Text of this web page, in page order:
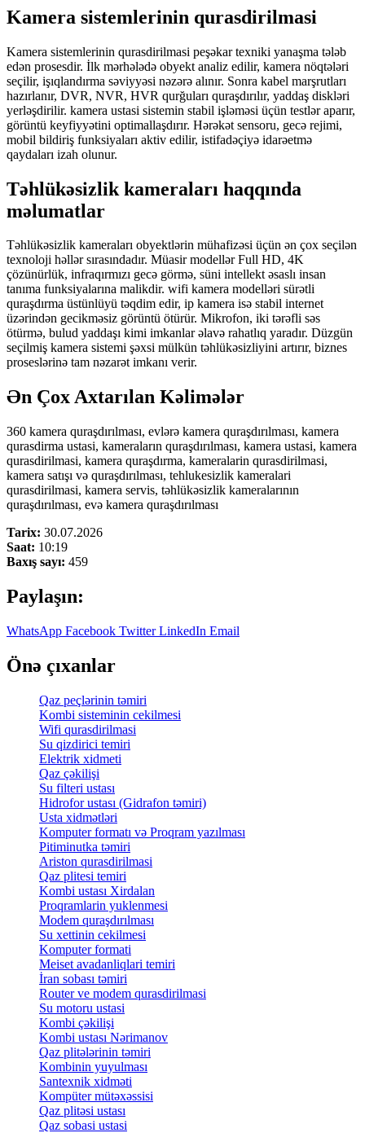
Kamera sistemlerinin qurasdirilmasi
Kamera sistemlerinin qurasdirilmasi peşəkar texniki yanaşma tələb
edən prosesdir. İlk mərhələdə obyekt analiz edilir, kamera nöqtələri
seçilir, işıqlandırma səviyyəsi nəzərə alınır. Sonra kabel marşrutları
hazırlanır, DVR, NVR, HVR qurğuları quraşdırılır, yaddaş diskləri
yerləşdirilir. kamera ustasi sistemin stabil işləməsi üçün testlər aparır,
görüntü keyfiyyətini optimallaşdırır. Hərəkət sensoru, gecə rejimi,
mobil bildiriş funksiyaları aktiv edilir, istifadəçiyə idarəetmə
qaydaları izah olunur.
Təhlükəsizlik kameraları haqqında
məlumatlar
Təhlükəsizlik kameraları obyektlərin mühafizəsi üçün ən çox seçilən
texnoloji həllər sırasındadır. Müasir modellər Full HD, 4K
çözünürlük, infraqırmızı gecə görmə, süni intellekt əsaslı insan
tanıma funksiyalarına malikdir. wifi kamera modelləri sürətli
quraşdırma üstünlüyü təqdim edir, ip kamera isə stabil internet
üzərindən gecikməsiz görüntü ötürür. Mikrofon, iki tərəfli səs
ötürmə, bulud yaddaşı kimi imkanlar əlavə rahatlıq yaradır. Düzgün
seçilmiş kamera sistemi şəxsi mülkün təhlükəsizliyini artırır, biznes
proseslərinə tam nəzarət imkanı verir.
Ən Çox Axtarılan Kəlimələr
360 kamera quraşdırılması, evlərə kamera quraşdırılması, kamera
qurasdirma ustasi, kameraların quraşdırılması, kamera ustasi, kamera
qurasdirilmasi, kamera quraşdırma, kameralarin qurasdirilmasi,
kamera satışı və quraşdırılması, tehlukesizlik kameralari
qurasdirilmasi, kamera servis, təhlükəsizlik kameralarının
quraşdırılması, evə kamera quraşdırılması
Tarix: 30.07.2026
Saat: 10:19
Baxış sayı: 459
Paylaşın:
WhatsApp Facebook TwitterLinkedIn Email
Önə çıxanlar
Qaz peçlərinin təmiri
Kombi sisteminin cekilmesi
Wifi qurasdirilmasi
Su qizdirici temiri
Elektrik xidmeti
Qaz çəkilişi
Su filteri ustası
Hidrofor ustası (Gidrafon təmiri)
Usta xidmətləri
Komputer formatı və Proqram yazılması
Pitiminutka təmiri
Ariston qurasdirilmasi
Qaz plitesi temiri
Kombi ustası Xirdalan
Proqramlarin yuklenmesi
Modem quraşdırılması
Su xettinin cekilmesi
Komputer formati
Meiset avadanliqlari temiri
İran sobası təmiri
Router ve modem qurasdirilmasi
Su motoru ustasi
Kombi çəkilişi
Kombi ustası Nərimanov
Qaz plitələrinin təmiri
Kombinin yuyulması
Santexnik xidməti
Kompüter mütəxəssisi
Qaz plitəsi ustası
Qaz sobasi ustasi